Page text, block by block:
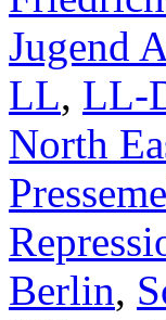
Jugend
LL, LL-
North
Berlin,